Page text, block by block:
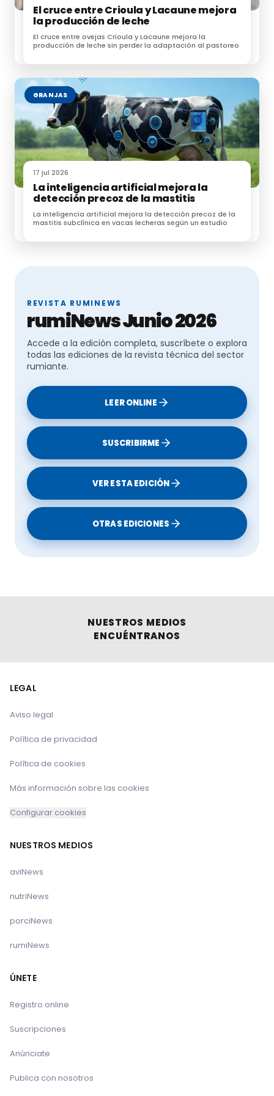
es especialmente elevado en comparación con otros
alimentos de gran consumo.
una excelente fuente de hierro,
fácilmente asimilable que el aportado por otros
alimentos, así como de fósforo y otros minerales
como zinc, magnesio, manganeso, etc.
En definitiva, la carne y los productos cárnicos
desempeñan un papel destacado en la
nutrición,ya que son una valiosa fuente de
proteínas y micronutrientes y no presentan ninguna
Fuente:
Edualimentaria
idus.us.es
ANICE
Te puede interesar:
La carne cultivada deja más huella de carbono que la
de origen animal
Se acuerdan 294,61 millones en programas agrícolas
y ganaderos
El cruce entre Crioula y Lacaune mejora
la producción de leche
El cruce entre ovejas Crioula y Lacaune mejora la
producción de leche sin perder la adaptación al pastoreo
GRANJAS
17 jul 2026
La inteligencia artificial mejora la
detección precoz de la mastitis
La inteligencia artificial mejora la detección precoz de la
mastitis subclínica en vacas lecheras según un estudio
REVISTA RUMINEWS
rumiNews Junio 2026
Accede a la edición completa, suscríbete o explora
todas las ediciones de la revista técnica del sector
rumiante.
LEER ONLINE
SUSCRIBIRME
VER ESTA EDICIÓN
OTRAS EDICIONES
NUESTROS MEDIOS
ENCUÉNTRANOS
LEGAL
Aviso legal
Política de privacidad
Política de cookies
Más información sobre las cookies
Configurar cookies
NUESTROS MEDIOS
aviNews
nutriNews
porciNews
rumiNews
ÚNETE
Registro online
Suscripciones
Anúnciate
Publica con nosotros